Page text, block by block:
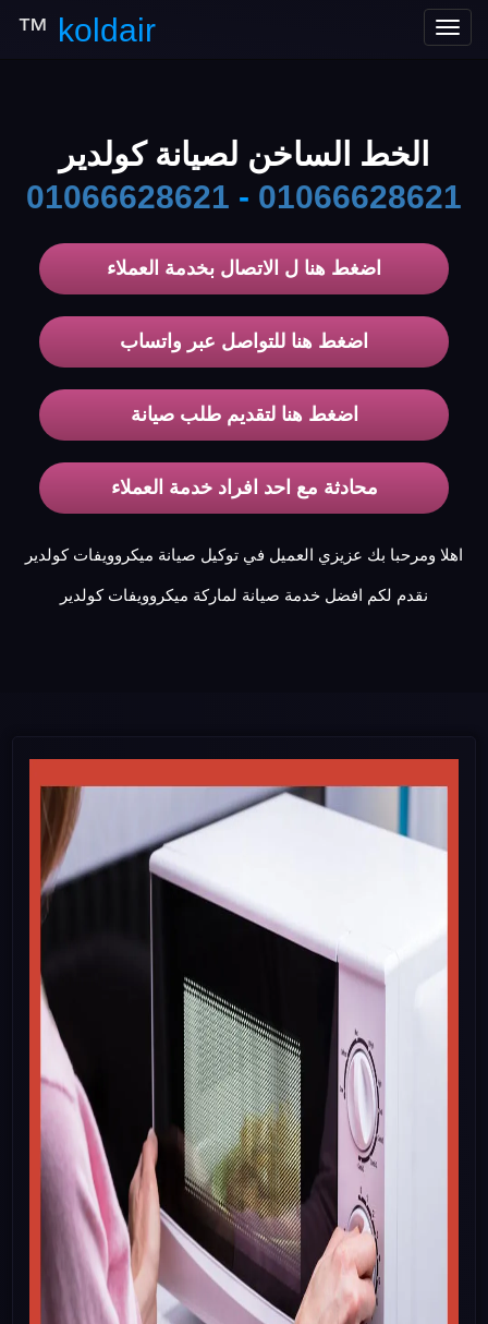
Toggle
koldair
™
الخط الساخن لصيانة كولدير
01066628621
-
01066628621
اضغط هنا ل الاتصال بخدمة العملاء
اضغط هنا للتواصل عبر واتساب
اضغط هنا لتقديم طلب صيانة
محادثة مع احد افراد خدمة العملاء
اهلا ومرحبا بك عزيزي العميل في توكيل صيانة ميكروويفات كولدير
نقدم لكم افضل خدمة صيانة لماركة ميكروويفات كولدير